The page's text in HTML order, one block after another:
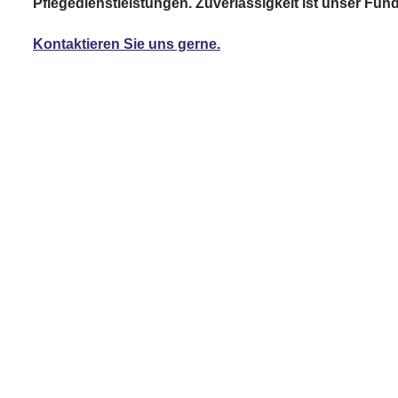
Pflegedienstleistungen. Zuverlässigkeit ist unser
Kontaktieren Sie uns gerne.